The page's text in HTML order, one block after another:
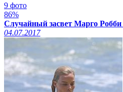
9 фото
86%
Случайный засвет Марго
04.07.2017